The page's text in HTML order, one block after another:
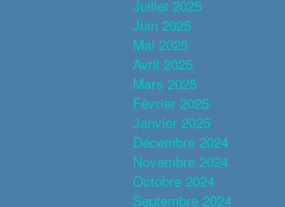
Juillet 2025
Juin 2025
Mai 2025
Avril 2025
Mars 2025
Février 2025
Janvier 2025
Décembre 2024
Novembre 2024
Octobre 2024
Septembre 2024